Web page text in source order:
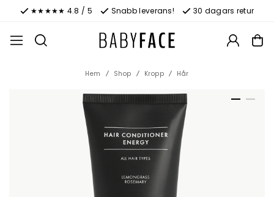
★★★★★ 4.8 / 5 Snabb leverans! 30 dagars retur
Hem Shop Kropp Hår